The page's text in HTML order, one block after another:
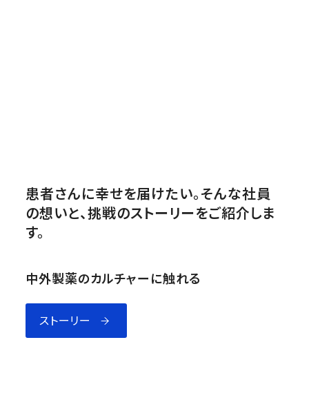
患者さんに幸せを届けたい。そんな社員
の想いと、挑戦のストーリーをご紹介しま
す。
中外製薬のカルチャーに触れる
ストーリー